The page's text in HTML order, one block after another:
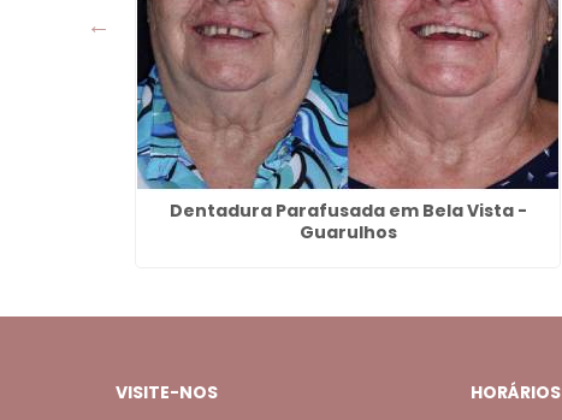
Dentadura Parafusada em Bela Vista -
Guarulhos
VISITE-NOS HORÁRIOS